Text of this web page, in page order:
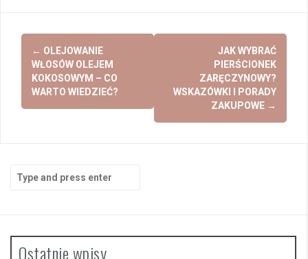
Post
navigation
← OLEJOWANIE
WŁOSÓW OLEJEM
KOKOSOWYM – CO
WARTO WIEDZIEĆ?
JAK WYBRAĆ
PIERŚCIONEK
ZARĘCZYNOWY?
WSKAZÓWKI I PORADY
ZAKUPOWE →
for:
Ostatnie wpisy